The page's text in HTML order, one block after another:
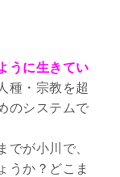
うに生きてい
種・宗教を超
のシステムで
でが小川で、
うか？どこま